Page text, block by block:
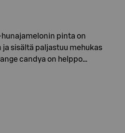
hunajamelonin pinta on
sisältä paljastuu mehukas
candya on helppo…